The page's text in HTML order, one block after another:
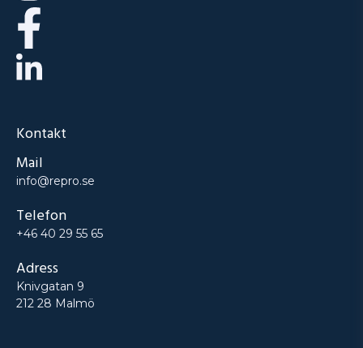
Kontakt
Mail
info@repro.se
Telefon
+46 40 29 55 65
Adress
Knivgatan 9
212 28 Malmö